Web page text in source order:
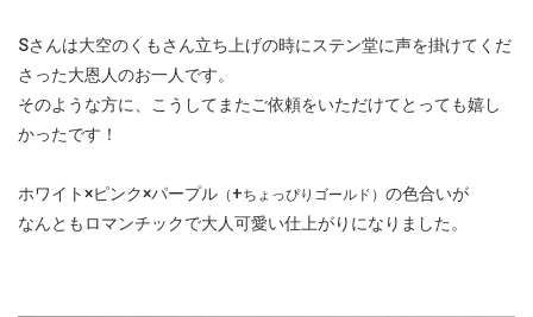
Sさんは大空のくもさん立ち上げの時にステン堂に声を掛けてくだ
さった大恩人のお一人です。
そのような方に、こうしてまたご依頼をいただけてとっても嬉し
かったです！
ホワイト×ピンク×パープル （ +ちょっぴりゴールド） の色合いが
なんともロマンチックで大人可愛い仕上がりになりました。